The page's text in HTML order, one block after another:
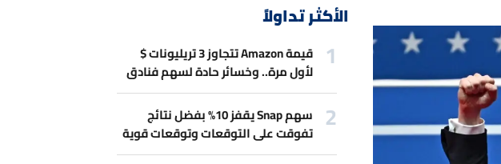
الأكثر تداولاً
قيمة Amazon تتجاوز 3 تريليونات $
لأول مرة.. وخسائر حادة لسهم فنادق
Marriott بسبب حرب إيران
سهم Snap يقفز 10% بفضل نتائج
تفوقت على التوقعات وتوقعات قوية
للمبيعات.